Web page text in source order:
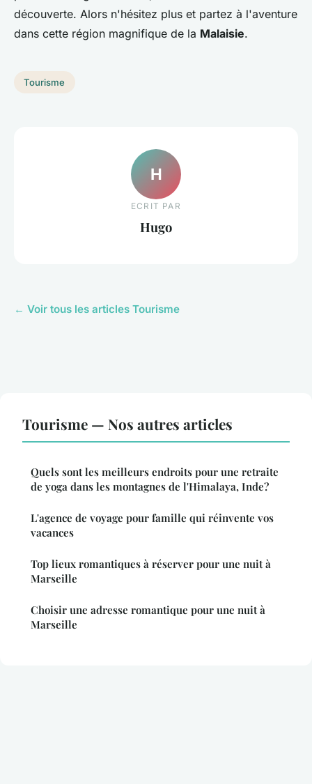
découverte. Alors n'hésitez plus et partez à l'aventure
dans cette région magnifique de la Malaisie.
Tourisme
H
ECRIT PAR
Hugo
← Voir tous les articles Tourisme
Tourisme — Nos autres articles
Quels sont les meilleurs endroits pour une retraite
de yoga dans les montagnes de l'Himalaya, Inde?
L'agence de voyage pour famille qui réinvente vos
vacances
Top lieux romantiques à réserver pour une nuit à
Marseille
Choisir une adresse romantique pour une nuit à
Marseille